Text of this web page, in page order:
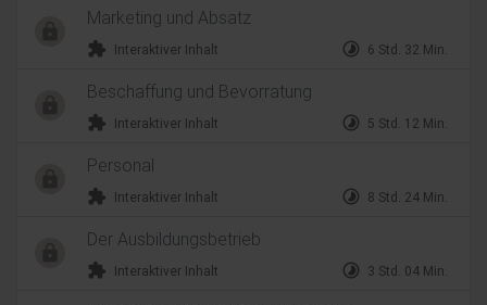
Marketing und Absatz
extension Interaktiver Inhalt timelapse 6 Std. 32 Min.
Beschaffung und Bevorratung
extension Interaktiver Inhalt timelapse 5 Std. 12 Min.
Personal
extension Interaktiver Inhalt timelapse 8 Std. 24 Min.
Der Ausbildungsbetrieb
extension Interaktiver Inhalt timelapse 3 Std. 04 Min.